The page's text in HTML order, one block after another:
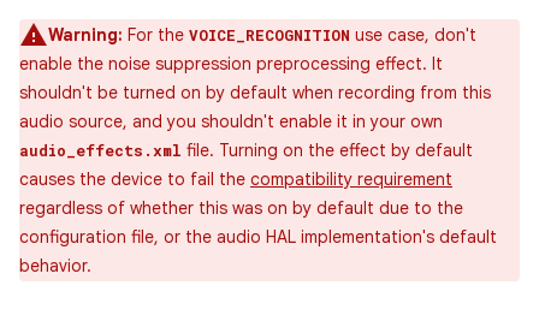
Warning: For the VOICE_RECOGNITION use case, don't
enable the noise suppression preprocessing effect. It
shouldn't be turned on by default when recording from this
audio source, and you shouldn't enable it in your own
audio_effects.xml file. Turning on the effect by default
causes the device to fail the compatibility requirement
regardless of whether this was on by default due to the
configuration file, or the audio HAL implementation's default
behavior.